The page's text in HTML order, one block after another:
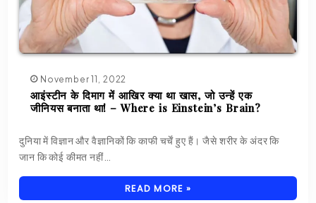
November 11, 2022
आइंस्टीन के दिमाग में आखिर क्या था खास, जो उन्हें एक
जीनियस बनाता था! – Where is Einstein’s Brain?
दुनिया में विज्ञान और वैज्ञानिकों कि काफी चर्चें हुए हैं। जैसे शरीर के अंदर कि
जान कि कोई कीमत नहीं…
READ MORE »